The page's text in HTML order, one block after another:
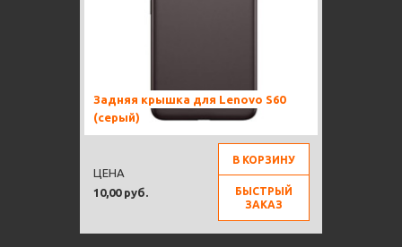
Задняя крышка для Lenovo S60
(серый)
10,00 руб.
ЦЕНА
В КОРЗИНУ
БЫСТРЫЙ
ЗАКАЗ